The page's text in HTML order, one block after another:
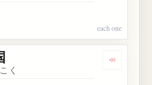
each one
Dengarkan
く